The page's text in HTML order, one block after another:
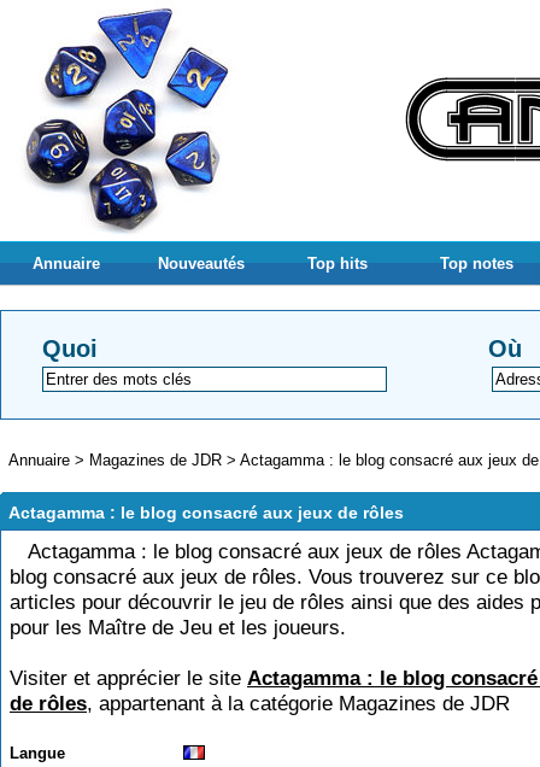
Annuaire Nouveautés Top hits Top notes
Quoi Où
Annuaire > Magazines de JDR > Actagamma : le blog consacré aux jeux
Actagamma : le blog consacré aux jeux de rôles
Actagamma : le blog consacré aux jeux de rôles
blog consacré aux jeux de rôles. Vous trouverez sur ce
articles pour découvrir le jeu de rôles ainsi que des aides
pour les Maître de Jeu et les joueurs.
Visiter et apprécier le site Actagamma : le blog
de rôles, appartenant à la catégorie Magazines de JDR
Langue